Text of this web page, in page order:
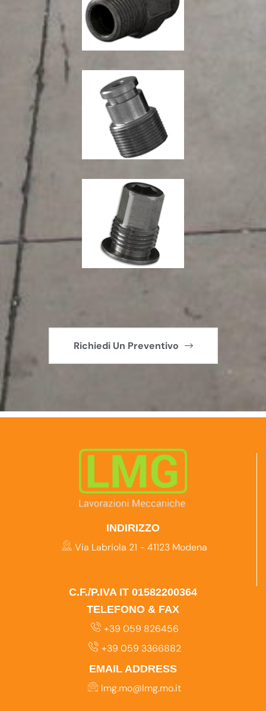
Richiedi Un Preventivo
INDIRIZZO
Via Labriola 21 - 41123 Modena
C.F./P.IVA IT 01582200364
TELEFONO & FAX
+39 059 826456
+39 059 3366882
EMAIL ADDRESS
lmg.mo@lmg.mo.it